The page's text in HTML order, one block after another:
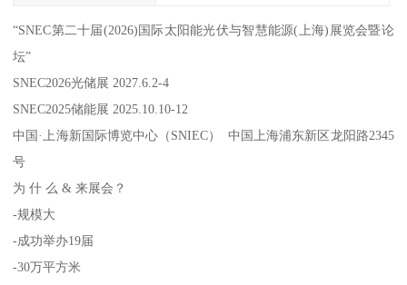
“SNEC第二十届(2026)国际太阳能光伏与智慧能源(上海)展览会暨论
坛”
SNEC2026光储展 2027.6.2-4
SNEC2025储能展 2025.10.10-12
中国·上海新国际博览中心（SNIEC） 中国上海浦东新区龙阳路2345
号
为 什 么 & 来展会？
-规模大
-成功举办19届
-30万平方米